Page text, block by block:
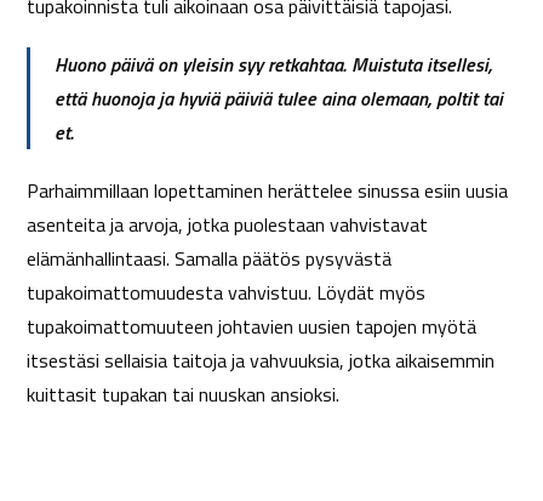
tupakoinnista tuli aikoinaan osa päivittäisiä tapojasi.
Huono päivä on yleisin syy retkahtaa. Muistuta itsellesi,
että huonoja ja hyviä päiviä tulee aina olemaan, poltit tai
et.
Parhaimmillaan lopettaminen herättelee sinussa esiin uusia
asenteita ja arvoja, jotka puolestaan vahvistavat
elämänhallintaasi. Samalla päätös pysyvästä
tupakoimattomuudesta vahvistuu. Löydät myös
tupakoimattomuuteen johtavien uusien tapojen myötä
itsestäsi sellaisia taitoja ja vahvuuksia, jotka aikaisemmin
kuittasit tupakan tai nuuskan ansioksi.